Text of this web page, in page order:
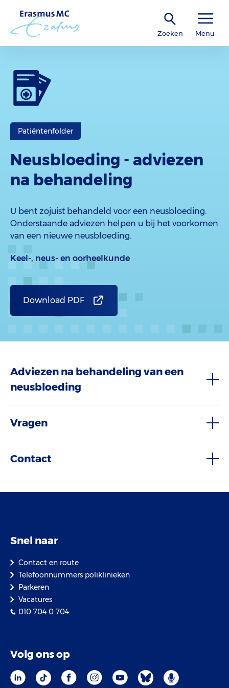
Zoeken Menu
Patiëntenfolder
Neusbloeding - adviezen
na behandeling
U bent zojuist behandeld voor een neusbloeding.
Onderstaande adviezen helpen u bij het voorkomen
van een nieuwe neusbloeding.
Keel-, neus- en oorheelkunde
Download PDF
Adviezen na behandeling van een
neusbloeding
Vragen
Contact
Snel naar
Contact en route
Telefoonnummers poliklinieken
Parkeren
Vacatures
010 704 0 704
Volg ons op